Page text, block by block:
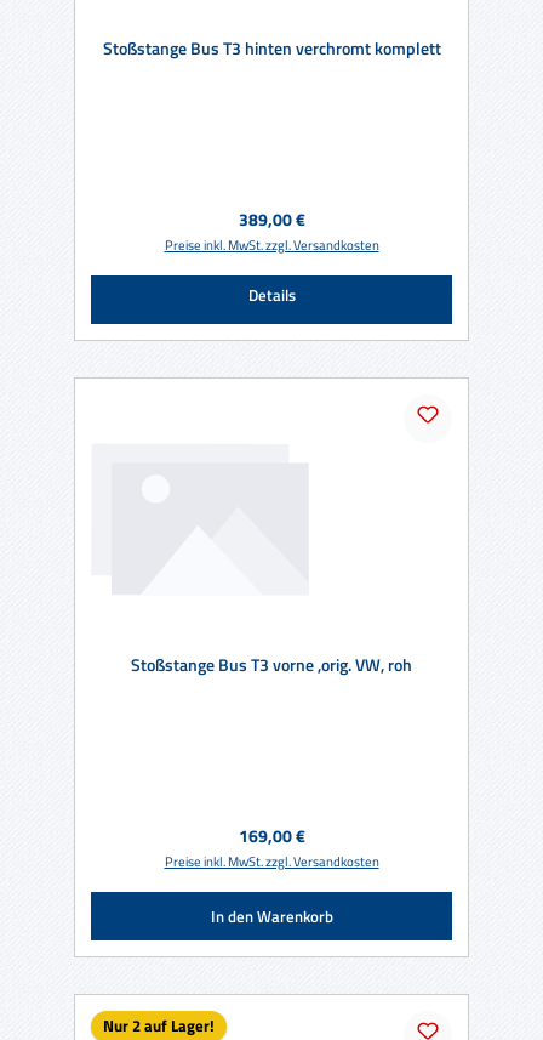
Stoßstange Bus T3 hinten verchromt komplett
Regulärer Preis:
389,00 €
Preise inkl. MwSt. zzgl. Versandkosten
Details
Stoßstange Bus T3 vorne ,orig. VW, roh
Regulärer Preis:
169,00 €
Preise inkl. MwSt. zzgl. Versandkosten
In den Warenkorb
Nur 2 auf Lager!